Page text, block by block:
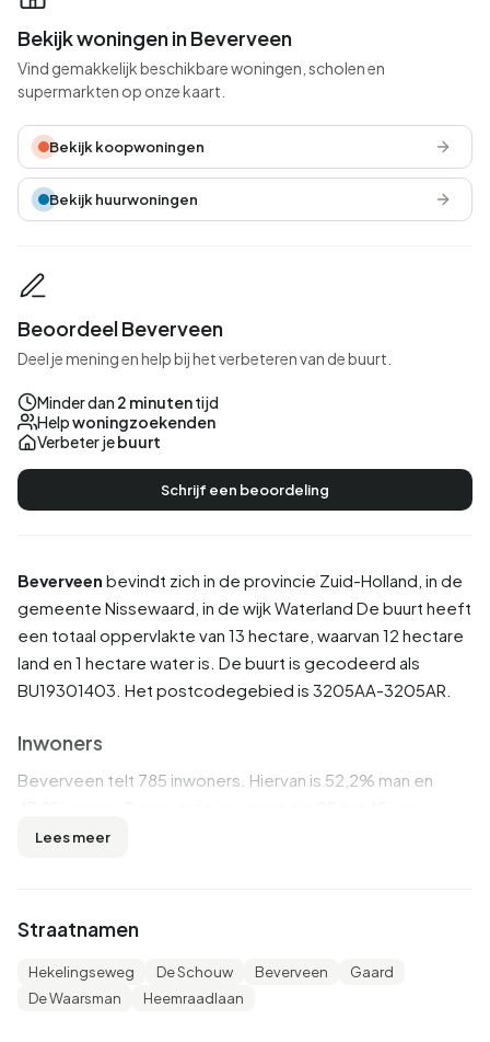
Beverveen bevindt zich in de provincie Zuid-Holland , in de
gemeente Nissewaard , in de wijkWaterland De buurt heeft
een totaal oppervlakte van 13 hectare, waarvan 12 hectare
land en 1 hectare water is. De buurt is gecodeerd als
BU19301403. Het postcodegebied is 3205AA-3205AR.
Inwoners
Beverveen telt 785 inwoners. Hiervan is 52,2% man en
(26,8%). De overige leeftijden zijn 24,8% voor '65 jaar of
is verweduwd. 545 inwoners komen uit Nederland, 80
komen uit Europa en 155 komen uit landen buiten Europa.
Lees meer
Straatnamen
Hekelingseweg De Schouw Beverveen
Gaard
De Waarsman
Heemraadlaan
Bekijk woningen in Beverveen
Vind gemakkelijk beschikbare woningen, scholen en
supermarkten op onze kaart.
Bekijk koopwoningen
Bekijk huurwoningen
Beoordeel Beverveen
Deel je mening en help bij het verbeteren van de buurt.
Minder dan 2 minutentijd
Helpwoningzoekenden
Verbeter jebuurt
Schrijf een beoordeling